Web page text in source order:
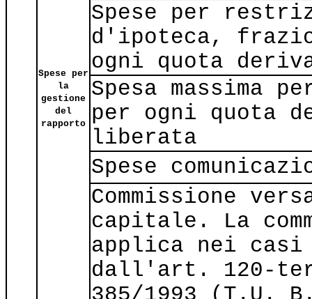
Spese per
la
gestione
del
rapporto
Spese per
d'ipoteca,
ogni quota
Spesa massima
per ogni quota
liberata
Spese
Commissione
capitale. La
applica nei
dall'art. 120-